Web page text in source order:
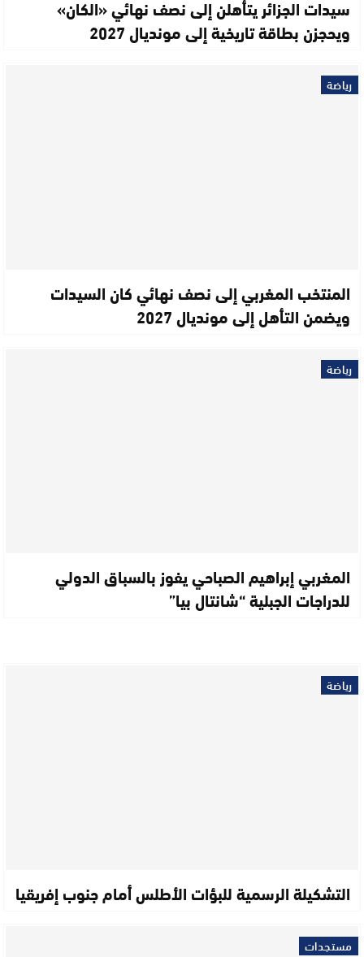
سيدات الجزائر يتأهلن إلى نصف نهائي «الكان»
ويحجزن بطاقة تاريخية إلى مونديال 2027
رياضة
المنتخب المغربي إلى نصف نهائي كان السيدات
ويضمن التأهل إلى مونديال 2027
رياضة
المغربي إبراهيم الصباحي يفوز بالسباق الدولي
للدراجات الجبلية “شانتال بيا”
رياضة
التشكيلة الرسمية للبؤات الأطلس أمام جنوب إفريقيا
مستجدات